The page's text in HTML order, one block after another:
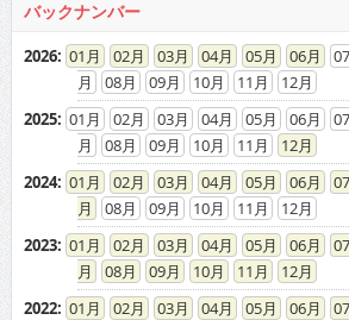
バックナンバー
2026: 01 02 03 04 05 06
07
08
09 10 11
12
2025: 01 02 03 04 05 06
07
08
09 10 11
12
2024: 01 02 03 04 05 06
07
08
09 10 11
12
2023: 01 02 03 04 05 06
07
08
09 10 11
12
2022: 01 02 03 04 05 06
07